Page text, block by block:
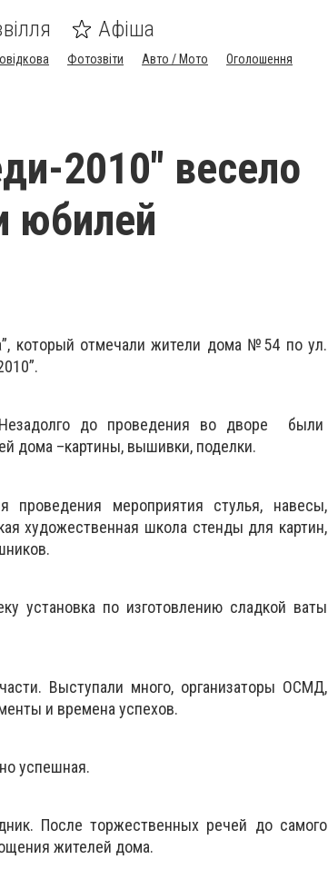
Афіша
Фотозвіти Авто / Мото Оголошення
2010" весело
юбилей
который отмечали жители дома №54 по ул.
до проведения во дворе были
дома –картины, вышивки, поделки.
проведения мероприятия стулья, навесы,
художественная школа стенды для картин,
установка по изготовлению сладкой ваты
Выступали много, организаторы ОСМД,
и времена успехов.
успешная.
После торжественных речей до самого
жителей дома.